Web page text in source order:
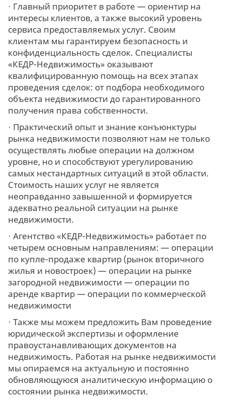
· Главный приоритет в работе — ориентир на
интересы клиентов, а также высокий уровень
сервиса предоставляемых услуг. Своим
клиентам мы гарантируем безопасность и
конфиденциальность сделок. Специалисты
«КЕДР-Недвижимость» оказывают
квалифицированную помощь на всех этапах
проведения сделок: от подбора необходимого
объекта недвижимости до гарантированного
получения права собственности.
· Практический опыт и знание конъюнктуры
рынка недвижимости позволяют нам не только
осуществлять любые операции на должном
уровне, но и способствуют урегулированию
самых нестандартных ситуаций в этой области.
Стоимость наших услуг не является
неоправданно завышенной и формируется
адекватно реальной ситуации на рынке
недвижимости.
· Агентство «КЕДР-Недвижимость» работает по
четырем основным направлениям: — операции
по купле-продаже квартир (рынок вторичного
жилья и новостроек) — операции на рынке
загородной недвижимости — операции по
аренде квартир — операции по коммерческой
недвижимости
· Также мы можем предложить Вам проведение
юридической экспертизы и оформление
правоустанавливающих документов на
недвижимость. Работая на рынке недвижимости
мы опираемся на актуальную и постоянно
обновляющуюся аналитическую информацию о
состоянии рынка недвижимости.